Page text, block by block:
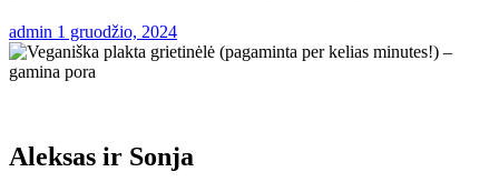
admin 1 gruodžio, 2024
Aleksas ir Sonja